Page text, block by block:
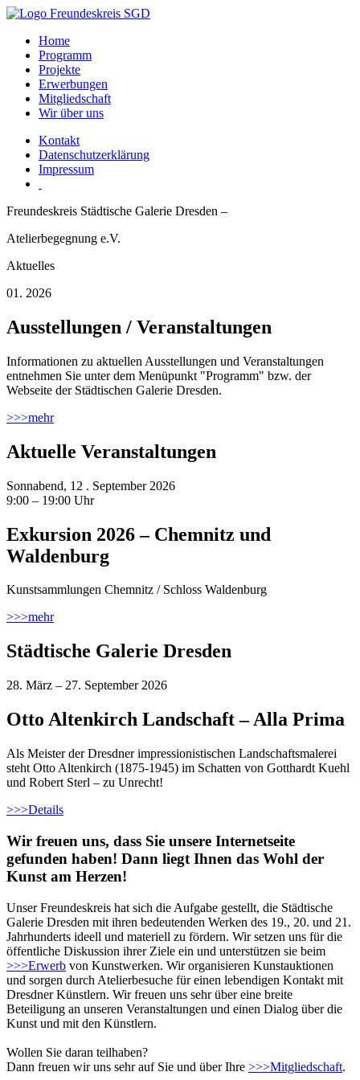
Home
Programm
Projekte
Erwerbungen
Mitgliedschaft
Wir über uns
Kontakt
Datenschutzerklärung
Impressum
Freundeskreis Städtische Galerie Dresden –
Atelierbegegnung e.V.
Aktuelles
01. 2026
Ausstellungen / Veranstaltungen
Informationen zu aktuellen Ausstellungen und Veranstaltungen
entnehmen Sie unter dem Menüpunkt "Programm" bzw. der
Webseite der Städtischen Galerie Dresden.
>>>mehr
Aktuelle Veranstaltungen
Sonnabend, 12 . September 2026
9:00 – 19:00 Uhr
Exkursion 2026 – Chemnitz und
Waldenburg
Kunstsammlungen Chemnitz / Schloss Waldenburg
>>>mehr
Städtische Galerie Dresden
28. März – 27. September 2026
Otto Altenkirch Landschaft – Alla Prima
Als Meister der Dresdner impressionistischen Landschaftsmalerei
steht Otto Altenkirch (1875-1945) im Schatten von Gotthardt Kuehl
und Robert Sterl – zu Unrecht!
>>>Details
Wir freuen uns, dass Sie unsere Internetseite
gefunden haben! Dann liegt Ihnen das Wohl der
Kunst am Herzen!
Unser Freundeskreis hat sich die Aufgabe gestellt, die Städtische
Galerie Dresden mit ihren bedeutenden Werken des 19., 20. und 21.
Jahrhunderts ideell und materiell zu fördern. Wir setzen uns für die
öffentliche Diskussion ihrer Ziele ein und unterstützen sie beim
>>>Erwerb von Kunstwerken. Wir organisieren Kunstauktionen
und sorgen durch Atelierbesuche für einen lebendigen Kontakt mit
Dresdner Künstlern. Wir freuen uns sehr über eine breite
Beteiligung an unseren Veranstaltungen und einen Dialog über die
Kunst und mit den Künstlern.
Wollen Sie daran teilhaben?
Dann freuen wir uns sehr auf Sie und über Ihre >>>Mitgliedschaft.